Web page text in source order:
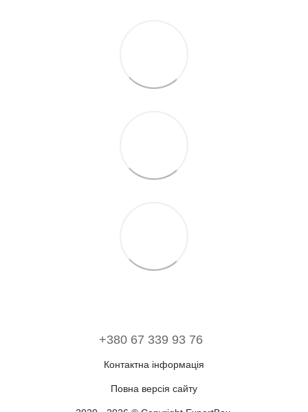
+380 67 339 93 76
Контактна інформація
Повна версія сайту